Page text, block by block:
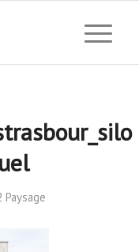
Paysage